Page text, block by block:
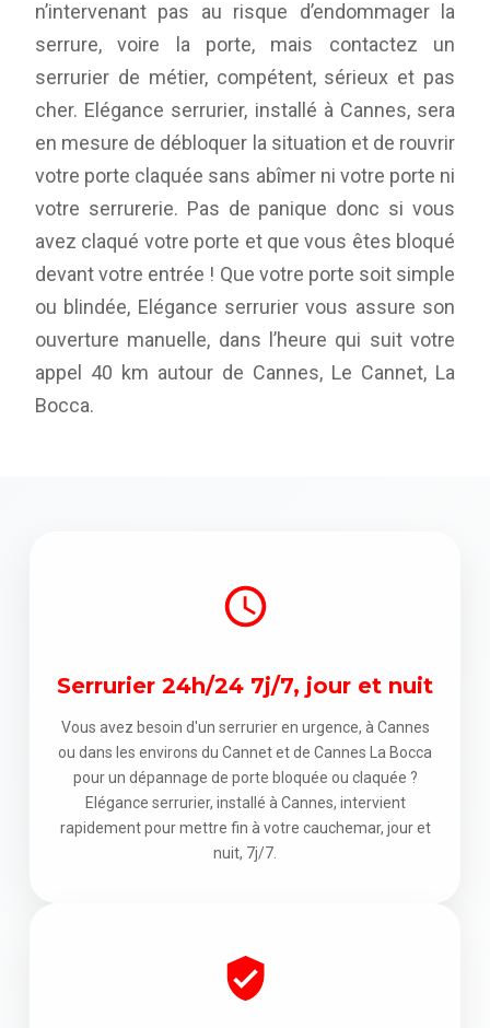
n’intervenant pas au risque d’endommager la
serrure, voire la porte, mais contactez un
serrurier de métier, compétent, sérieux et pas
cher. Elégance serrurier, installé à Cannes, sera
en mesure de débloquer la situation et de rouvrir
votre porte claquée sans abîmer ni votre porte ni
votre serrurerie. Pas de panique donc si vous
avez claqué votre porte et que vous êtes bloqué
devant votre entrée ! Que votre porte soit simple
ou blindée, Elégance serrurier vous assure son
ouverture manuelle, dans l’heure qui suit votre
appel 40 km autour de Cannes, Le Cannet, La
Bocca.
Serrurier 24h/24 7j/7, jour et nuit
Vous avez besoin d'un serrurier en urgence, à Cannes
ou dans les environs du Cannet et de Cannes La Bocca
pour un dépannage de porte bloquée ou claquée ?
Elégance serrurier, installé à Cannes, intervient
rapidement pour mettre fin à votre cauchemar, jour et
nuit, 7j/7.